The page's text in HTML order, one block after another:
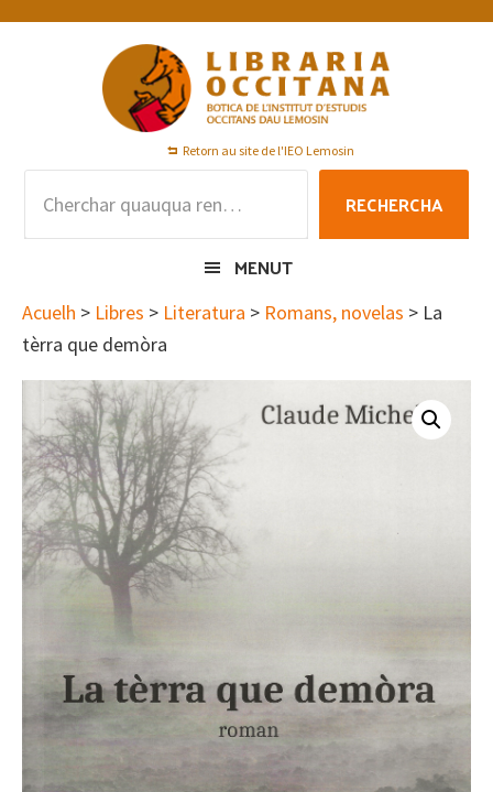
Skip
Skip
Skip
Retorn au site de l'IEO Lemosin
RECHERCHA
MENUT
Acuelh > Libres > Literatura > Romans, novelas > La
tèrra que demòra